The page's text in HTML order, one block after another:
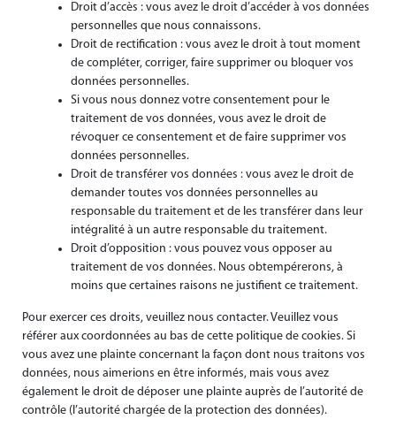
Droit d’accès : vous avez le droit d’accéder à vos données
personnelles que nous connaissons.
Droit de rectification : vous avez le droit à tout moment
de compléter, corriger, faire supprimer ou bloquer vos
données personnelles.
Si vous nous donnez votre consentement pour le
traitement de vos données, vous avez le droit de
révoquer ce consentement et de faire supprimer vos
données personnelles.
Droit de transférer vos données : vous avez le droit de
demander toutes vos données personnelles au
responsable du traitement et de les transférer dans leur
intégralité à un autre responsable du traitement.
Droit d’opposition : vous pouvez vous opposer au
traitement de vos données. Nous obtempérerons, à
moins que certaines raisons ne justifient ce traitement.
Pour exercer ces droits, veuillez nous contacter. Veuillez vous
référer aux coordonnées au bas de cette politique de cookies. Si
vous avez une plainte concernant la façon dont nous traitons vos
données, nous aimerions en être informés, mais vous avez
également le droit de déposer une plainte auprès de l’autorité de
contrôle (l’autorité chargée de la protection des données).